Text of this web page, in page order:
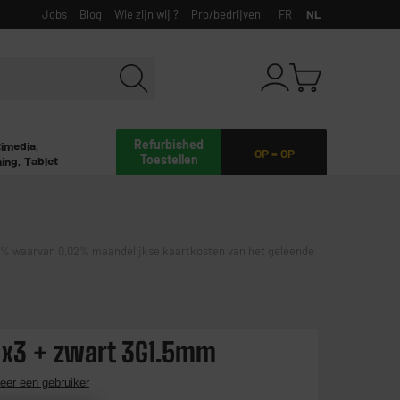
Jobs Blog Wie zijn wij ? Pro/bedrijven FR NL
OP = OP
Refurbished
Toestellen
Tablet
waarvan 0,02% maandelijkse kaartkosten van het geleende
+ zwart 3G1.5mm
een gebruiker